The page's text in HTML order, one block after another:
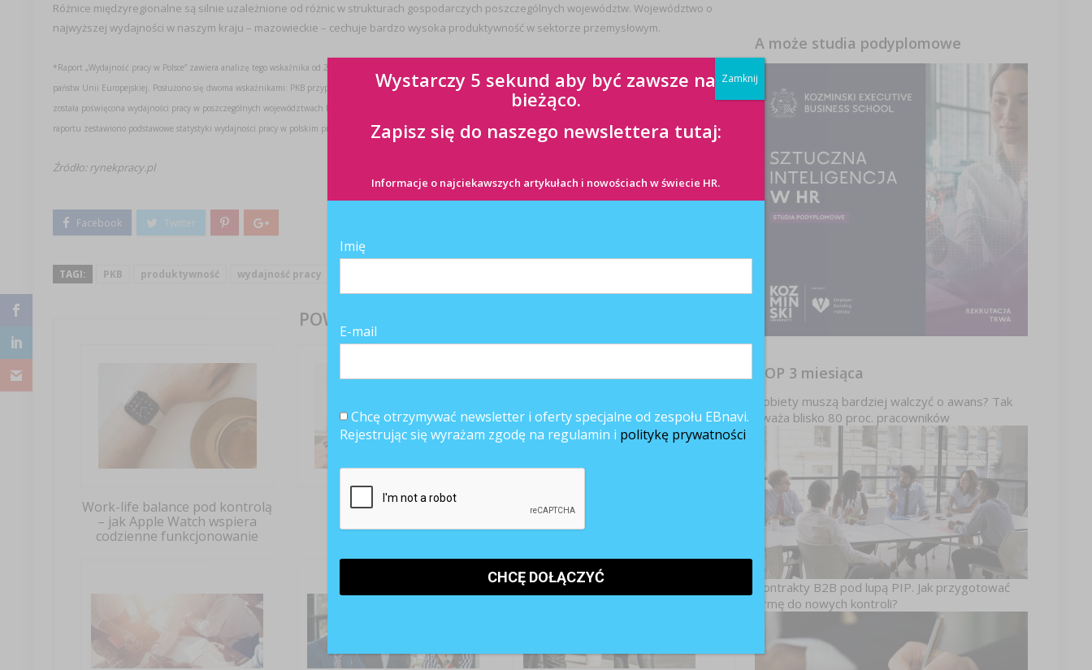
Różnice międzyregionalne są silnie uzależnione od różnic w strukturach gospodarczych poszczególnych województw. Województwo o
najwyższej wydajności w naszym kraju – mazowieckie – cechuje bardzo wysoka produktywność w sektorze przemysłowym.
*Raport „Wydajność pracy w Polsce” zawiera analizę tego wskaźnika od 2000 roku. W pierwszej jego części przedstawiono produktywność pracy w naszym kraju na tle innych
państw Unii Europejskiej. Posłużono się dwoma wskaźnikami: PKB przypadającym na 1 pracującego oraz PKB przypadającym na 1 przepracowaną godzinę. Druga część publikacji
została poświęcona wydajności pracy w poszczególnych województwach Polski. Zastosowano wskaźnik: wartość dodana brutto przypadająca na 1 pracującego. W trzeciej części
raportu zestawiono podstawowe statystyki wydajności pracy w polskim przemyśle.
Źródło: rynekpracy.pl
TAGI: PKB produktywność wydajność pracy
POWIĄZANE ARTYKUŁY
Work-life balance pod kontrolą
– jak Apple Watch wspiera
codzienne funkcjonowanie
Dobry grafik popłaca! Wolny wzrost gospodarczy
A może studia podyplomowe
TOP 3 miesiąca
Kobiety muszą bardziej walczyć o awans? Tak
uważa blisko 80 proc. pracowników
Kontrakty B2B pod lupą PIP. Jak przygotować
firmę do nowych kontroli?
Wystarczy 5 sekund aby być zawsze na
bieżąco.
Zapisz się do naszego newslettera tutaj:
Informacje o najciekawszych artykułach i nowościach w świecie HR.
Imię
E-mail
Chcę otrzymywać newsletter i oferty specjalne od zespołu EBnavi.
Rejestrując się wyrażam zgodę na regulamin i politykę prywatności
Zamknij